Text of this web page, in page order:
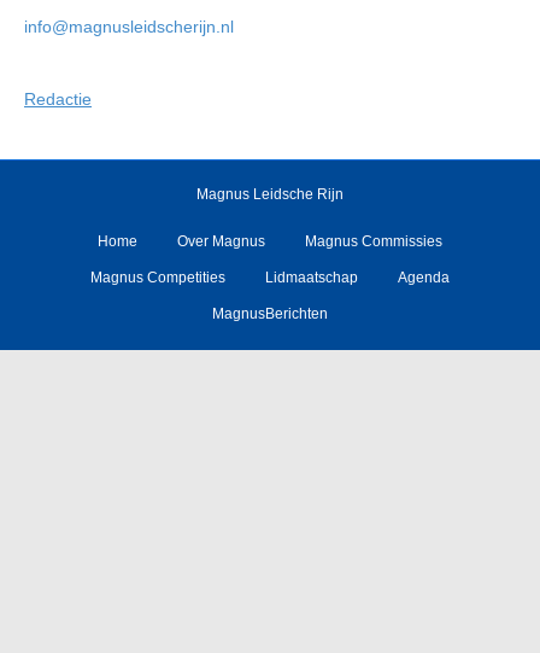
info@magnusleidscherijn.nl
Redactie
Magnus Leidsche Rijn
Home Over Magnus Magnus Commissies
Magnus Competities Lidmaatschap Agenda
MagnusBerichten